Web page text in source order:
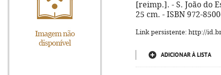
[reimp.]. - S. João do
25 cm. - ISBN 972-
Link persistente: http://
ADICIONAR À LISTA